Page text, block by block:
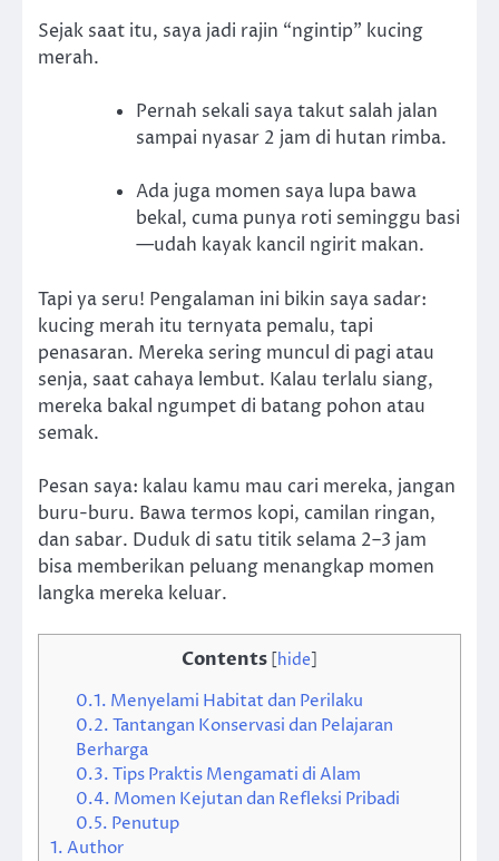
Sejak saat itu, saya jadi rajin “ngintip” kucing
merah.
Pernah sekali saya takut salah jalan
sampai nyasar 2 jam di hutan rimba.
Ada juga momen saya lupa bawa
bekal, cuma punya roti seminggu basi
—udah kayak kancil ngirit makan.
Tapi ya seru! Pengalaman ini bikin saya sadar:
kucing merah itu ternyata pemalu, tapi
penasaran. Mereka sering muncul di pagi atau
senja, saat cahaya lembut. Kalau terlalu siang,
mereka bakal ngumpet di batang pohon atau
semak.
Pesan saya: kalau kamu mau cari mereka, jangan
buru-buru. Bawa termos kopi, camilan ringan,
dan sabar. Duduk di satu titik selama 2–3 jam
bisa memberikan peluang menangkap momen
langka mereka keluar.
Contents [hide]
0.1. Menyelami Habitat dan Perilaku
0.2.Tantangan Konservasi dan Pelajaran
Berharga
0.3.Tips Praktis Mengamati di Alam
0.4. Momen Kejutan dan Refleksi Pribadi
0.5. Penutup
1.Author